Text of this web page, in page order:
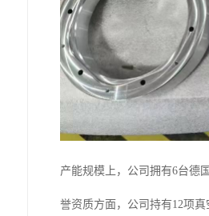
产能规模上，公司拥有6台德
誉资质方面，公司持有12项